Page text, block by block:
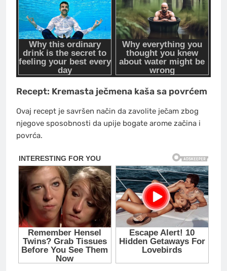
Recept: Kremasta ječmena kaša sa povrćem
Ovaj recept je savršen način da zavolite ječam zbog
njegove sposobnosti da upije bogate arome začina i
povrća.